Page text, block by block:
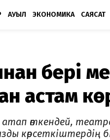
АУЫЛ ЭКОНОМИКА САЯСАТ
бері
астам
өткендей,
көрсеткіштердің